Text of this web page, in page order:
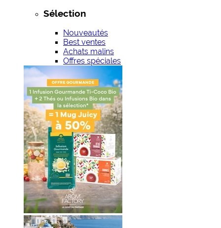
Sélection
Nouveautés
Best ventes
Achats malins
Offres spéciales